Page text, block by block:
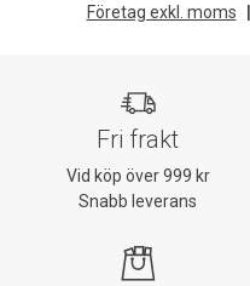
Företag exkl. moms
Fri frakt
Vid köp över 999 kr
Snabb leverans